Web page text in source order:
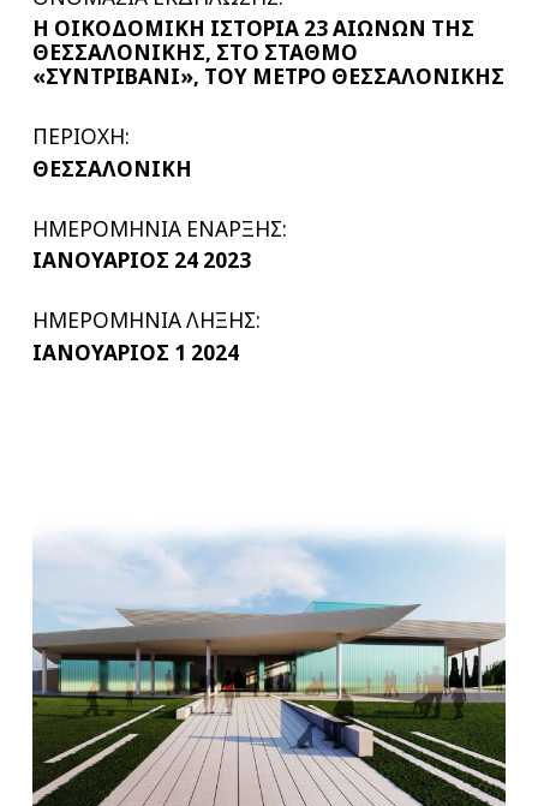
Η ΟΙΚΟΔΟΜΙΚΗ ΙΣΤΟΡΙΑ 23 ΑΙΩΝΩΝ ΤΗΣ
ΘΕΣΣΑΛΟΝΙΚΗΣ, ΣΤΟ ΣΤΑΘΜΟ
«ΣΥΝΤΡΙΒΑΝΙ», ΤΟΥ ΜΕΤΡΟ ΘΕΣΣΑΛΟΝΙΚΗΣ
ΠΕΡΙΟΧΗ:
ΘΕΣΣΑΛΟΝΙΚΗ
ΗΜΕΡΟΜΗΝΙΑ ΕΝΑΡΞΗΣ:
ΙΑΝΟΥΑΡΙΟΣ 24 2023
ΗΜΕΡΟΜΗΝΙΑ ΛΗΞΗΣ:
ΙΑΝΟΥΑΡΙΟΣ 1 2024